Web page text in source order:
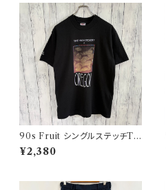
90s Fruit シングルステッチTシ
ャツ プリントT
¥2,380